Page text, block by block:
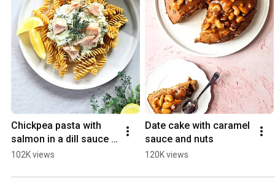
Chickpea pasta with
salmon in a dill sauce
with a hint of lemon
102K views
Date cake with caramel
sauce and nuts
120K views